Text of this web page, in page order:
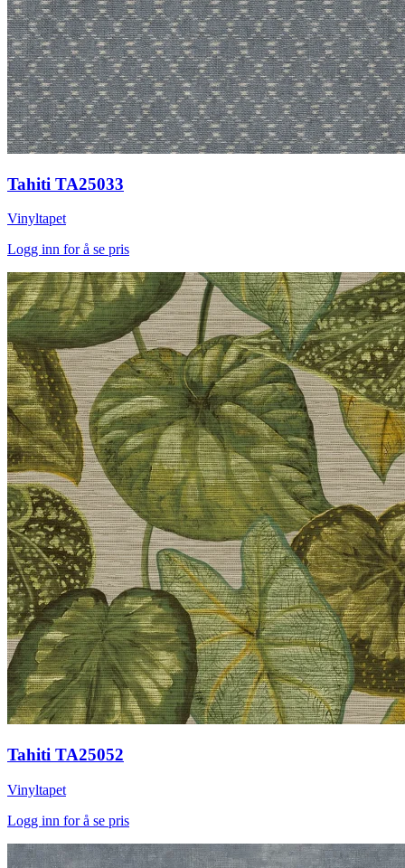
Tahiti TA25033
Vinyltapet
Logg inn for å se pris
Tahiti TA25052
Vinyltapet
Logg inn for å se pris